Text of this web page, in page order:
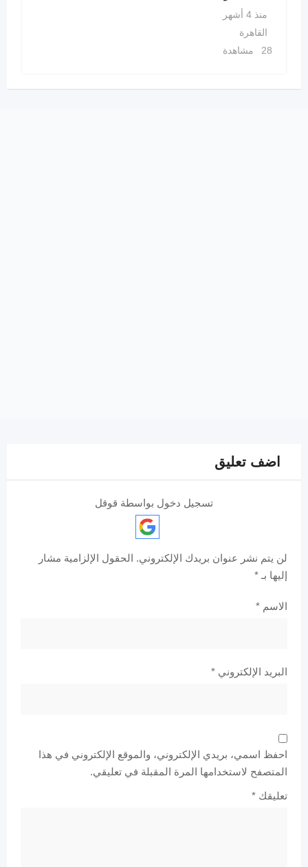
منذ 4 أشهر
القاهرة
28 مشاهدة
اضف تعليق
تسجيل دخول بواسطة قوقل
لن يتم نشر عنوان بريدك الإلكتروني. الحقول الإلزامية مشار
إليها بـ *
الاسم *
البريد الإلكتروني *
احفظ اسمي، بريدي الإلكتروني، والموقع الإلكتروني في هذا
المتصفح لاستخدامها المرة المقبلة في تعليقي.
تعليقك *